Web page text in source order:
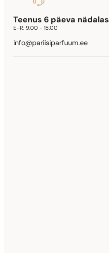
Teenus 6 päeva nädalas
E–R:9:00 - 15:00
info@pariisiparfuum.ee